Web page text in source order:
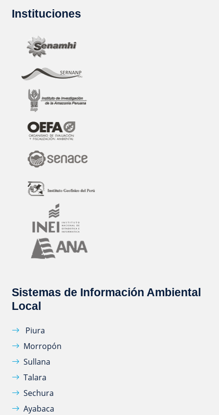
Instituciones
Sistemas de Información Ambiental
Local
Piura
Morropón
Sullana
Talara
Sechura
Ayabaca